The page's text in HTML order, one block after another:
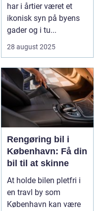
har i årtier været et
ikonisk syn på byens
gader og i tu...
28 august 2025
Rengøring bil i
København: Få din
bil til at skinne
At holde bilen pletfri i
en travl by som
København kan være